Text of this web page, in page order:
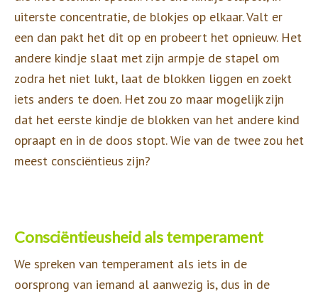
uiterste concentratie, de blokjes op elkaar. Valt er
een dan pakt het dit op en probeert het opnieuw. Het
andere kindje slaat met zijn armpje de stapel om
zodra het niet lukt, laat de blokken liggen en zoekt
iets anders te doen. Het zou zo maar mogelijk zijn
dat het eerste kindje de blokken van het andere kind
opraapt en in de doos stopt. Wie van de twee zou het
meest consciëntieus zijn?
Consciëntieusheid als temperament
We spreken van temperament als iets in de
oorsprong van iemand al aanwezig is, dus in de